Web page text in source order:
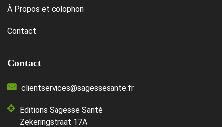
À Propos et colophon
Contact
Contact
clientservices@sagessesante.fr
Editions Sagesse Santé
Zekeringstraat 17A